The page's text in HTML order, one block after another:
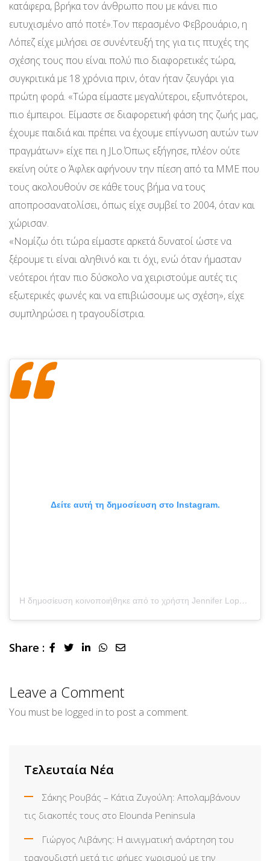
κατάφερα, βρήκα τον άνθρωπο που με κάνει πιο
ευτυχισμένο από ποτέ».Τον περασμένο Φεβρουάριο, η
Λόπεζ είχε μιλήσει σε συνέντευξή της για τις πτυχές της
σχέσης τους που είναι πολύ πιο διαφορετικές τώρα,
συγκριτικά με 18 χρόνια πριν, όταν ήταν ζευγάρι για
πρώτη φορά. «Τώρα είμαστε μεγαλύτεροι, εξυπνότεροι,
πιο έμπειροι. Είμαστε σε διαφορετική φάση της ζωής μας,
έχουμε παιδιά και πρέπει να έχουμε επίγνωση αυτών των
πραγμάτων» είχε πει η JLo.Όπως εξήγησε, πλέον ούτε
εκείνη ούτε ο Άφλεκ αφήνουν την πίεση από τα ΜΜΕ που
τους ακολουθούν σε κάθε τους βήμα να τους
αποπροσανατολίσει, όπως είχε συμβεί το 2004, όταν και
χώρισαν.
«Νομίζω ότι τώρα είμαστε αρκετά δυνατοί ώστε να
ξέρουμε τι είναι αληθινό και τι όχι, ενώ όταν ήμασταν
νεότεροι ήταν πιο δύσκολο να χειριστούμε αυτές τις
εξωτερικές φωνές και να επιβιώσουμε ως σχέση», είχε
συμπληρώσει η τραγουδίστρια.
Δείτε αυτή τη δημοσίευση στο Instagram.
Η δημοσίευση κοινοποιήθηκε από το χρήστη Jennifer Lopez (@jlo)
Share : LinkedInWhatsapp
Share
Leave a Comment
You must be logged in to post a comment.
Τελευταία Νέα
Σάκης Ρουβάς – Κάτια Ζυγούλη: Απολαμβάνουν
τις διακοπές τους στο Elounda Peninsula
Γιώργος Λιβάνης: Η αινιγματική ανάρτηση του
τραγουδιστή μετά τις φήμες χωρισμού με την